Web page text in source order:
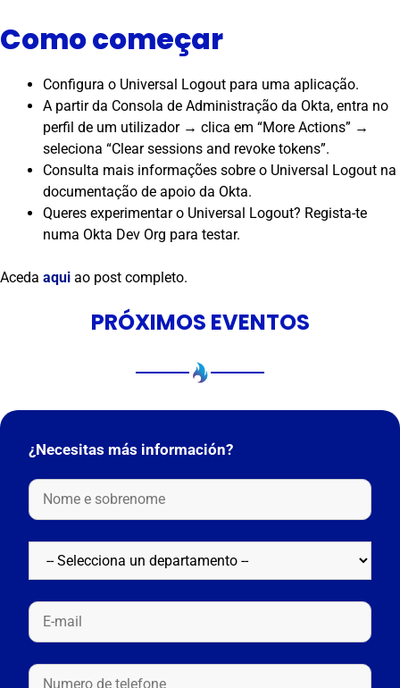
Como começar
Configura o Universal Logout para uma aplicação.
A partir da Consola de Administração da Okta, entra no
perfil de um utilizador → clica em “More Actions” →
seleciona “Clear sessions and revoke tokens”.
Consulta mais informações sobre o Universal Logout na
documentação de apoio da Okta.
Queres experimentar o Universal Logout? Regista-te
numa Okta Dev Org para testar.
Aceda aqui ao post completo.
PRÓXIMOS EVENTOS
¿Necesitas más información?